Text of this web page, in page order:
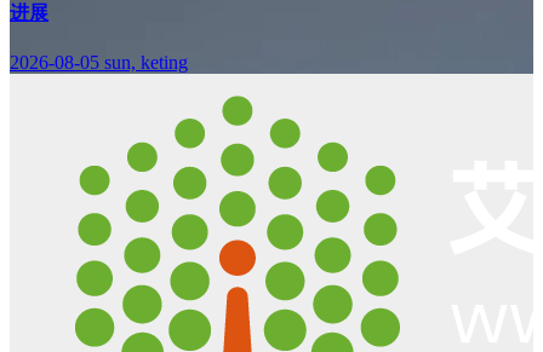
进展
2026-08-05 sun, keting